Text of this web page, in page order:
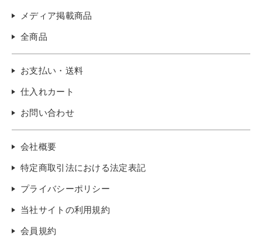
メディア掲載商品
全商品
お支払い・送料
仕入れカート
お問い合わせ
会社概要
特定商取引法における法定表記
プライバシーポリシー
当社サイトの利用規約
会員規約